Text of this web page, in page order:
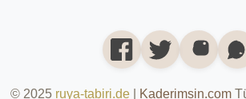
© 2025 ruya-tabiri.de Kaderimsin.com